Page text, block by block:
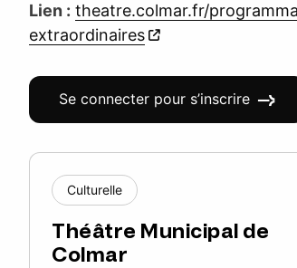
Lien : theatre.colmar.fr/
extraordinaires
Se connecter pour s’inscrire
Culturelle
Théâtre Municipal de
Colmar